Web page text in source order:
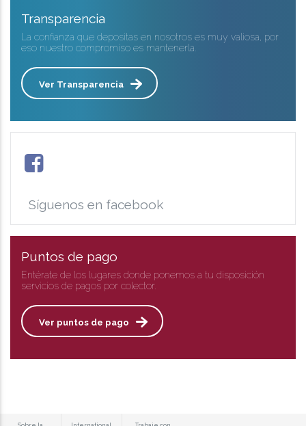
Transparencia
La confianza que depositas en nosotros es muy valiosa, por
eso nuestro compromiso es mantenerla.
Ver Transparencia
Síguenos en facebook
Puntos de pago
Entérate de los lugares donde ponemos a tu disposición
servicios de pagos por colector.
Ver puntos de pago